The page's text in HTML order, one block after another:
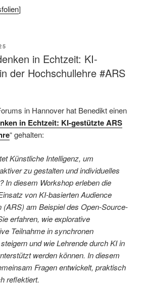
]
in Echtzeit: KI-
der Hochschullehre #ARS
in Hannover hat Benedikt einen
in Echtzeit: KI-gestützte ARS
“ gehalten:
Künstliche Intelligenz, um
zu gestalten und individuelles
In diesem Workshop erleben die
von KI-basierten Audience
(ARS) am Beispiel des Open-Source-
erfahren, wie explorative
Teilnahme in synchronen
und wie Lehrende durch KI in
werden können. In diesem
Fragen entwickelt, praktisch
reflektiert.